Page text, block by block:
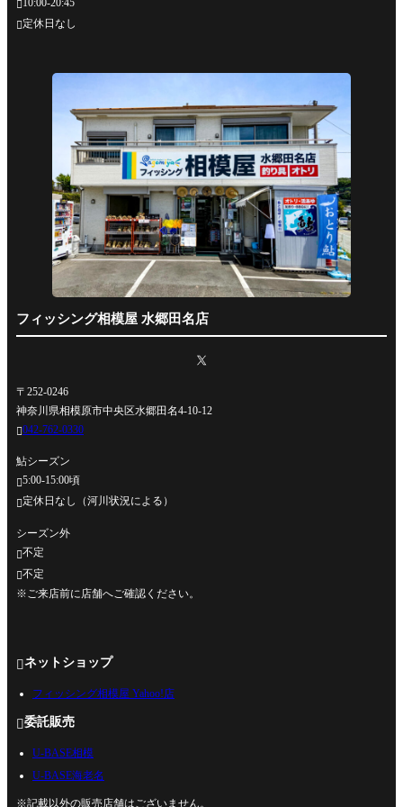

定休日なし
フィッシング相模屋 水郷田名店
〒252-0246
神奈川県相模原市中央区水郷田名4-10-12
042-762-0330
鮎シーズン
5:00-15:00頃
定休日なし（河川状況による）
シーズン外
不定
不定
※ご来店前に店舗へご確認ください。
ネットショップ
フィッシング相模屋 Yahoo!店
委託販売
U-BASE相模
U-BASE海老名
※記載以外の販売店舗はございません。